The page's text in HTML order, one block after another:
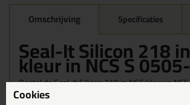
Omschrijving Specificaties
Seal-It Silicon 218
kleur in NCS S
Bestel de Seal-It Silicon 218 in NCS kleur in
vandaag nog! Vandaag besteld = morgen in huis.
Cookies